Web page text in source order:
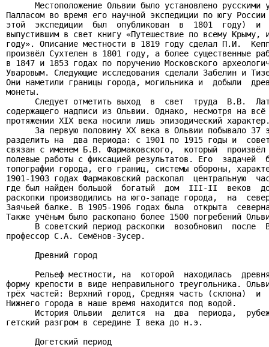
Местоположение Ольвии было установлено русскими
Палласом во время его научной экспедиции по югу
этой  экспедиции  был  опубликован  в  1801  году)  и
выпустившим в свет книгу «Путешествие по всему
году». Описание местности в 1819 году сделал П.И.
произвёл Сухтелен в 1801 году, а более существенные
в 1847 и 1853 годах по поручению Московского
Уваровым. Следующие исследования сделали Забелин и
Они наметили границы города, могильника и  добыли
монеты.
Следует отметить выход  в  свет  труда  В.В.
содержащего надписи из Ольвии. Однако, несмотря на
протяжении XIX века носили лишь эпизодический
За первую половину XX века в Ольвии побывало 37
разделить на  два периода: с 1901 по 1915 годы и
связан с именем Б.В. Фармаковского,  который  произвёл
полевые работы с фиксацией результатов. Его  задачей
топографии города, его границ, системы обороны,
1901-1903 годах Фармаковский раскопал  центральную
где был найден большой  богатый  дом  III-II  веков
раскопки производились на юго-западе города,  на
Заячьей балке. В 1905-1906 годах была  открыта
Также учёным было раскопано более 1500 погребений
В советский период раскопки  возобновил  после
профессор С.А. Семёнов-Зусер.
      Древний город
Рельеф местности, на  которой  находилась
форму крепости в виде неправильного треугольника.
трёх частей: Верхний город, Средняя часть (склона)  и
Нижнего города в наше время находится под водой.
История Ольвии  делится  на  два  периода,
гетский разгром в середине I века до н.э.
      Догетский период